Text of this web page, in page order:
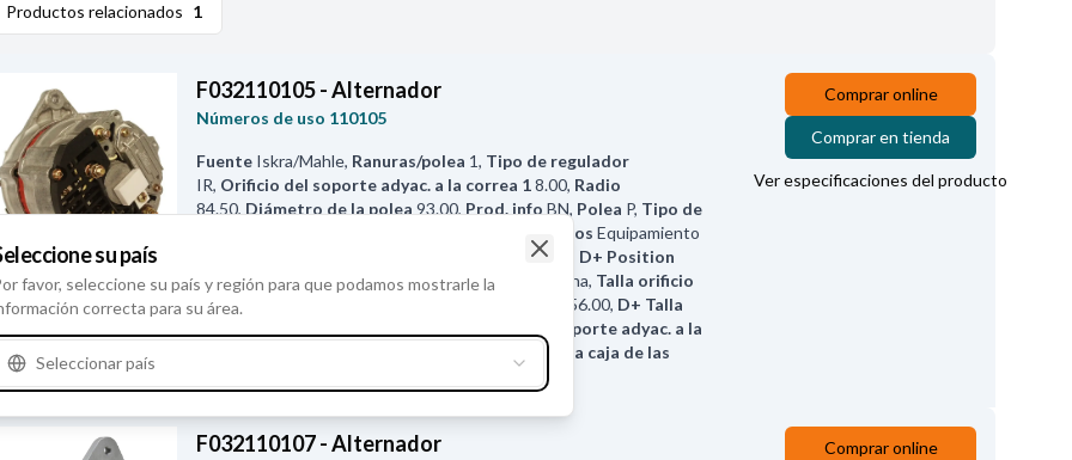
Productos relacionados 1
F032110105 - Alternador
Números de uso 110105
Fuente Iskra/Mahle, Ranuras/polea 1, Tipo de regulador
IR, Orificio del soporte adyac. a la correa 18.00, Radio
84.50, Diámetro de la polea 93.00, Prod. info BN, Polea P, Tipo de
Servicios Equipamiento
para césped de John Deere con motor refrigerador
D+ Position
25,Radio 287.50, B+ M6,RotaciónHacia la derecha, Talla orificio
del soporte
56.00, D+ Talla
Posic. del orificio del soporte adyac. a la
Reg./posic. de la caja de las
Comprar online
Comprar en tienda
Ver especificaciones del producto
F032110107 - Alternador Comprar online
su país
favor, seleccione su país y región para que podamos mostrarle la
correcta para su área.
Seleccionar país
Close